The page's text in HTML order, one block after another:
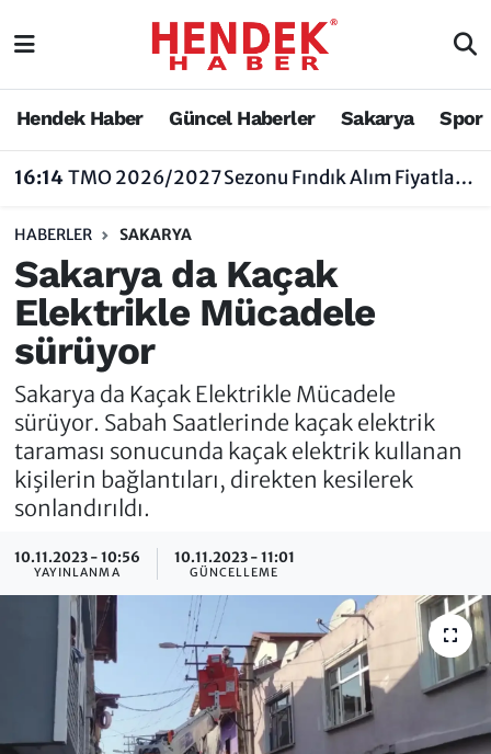
Hendek Haber Güncel Haberler Sakarya Spor
16:14TMO 2026/2027 Sezonu Fındık Alım Fiyatlarını Açıkladı
HABERLER SAKARYA
Sakarya da Kaçak
Elektrikle Mücadele
sürüyor
Sakarya da Kaçak Elektrikle Mücadele
sürüyor. Sabah Saatlerinde kaçak elektrik
taraması sonucunda kaçak elektrik kullanan
kişilerin bağlantıları, direkten kesilerek
sonlandırıldı.
10.11.2023 - 10:56
YAYINLANMA
10.11.2023 - 11:01
GÜNCELLEME
Hendek Haber
Nöbetçi Eczaneler
Vefat Edenler
Hendek Haber
Hakkında
Hendek Haber Reklam Servisi
Künye
İletişim
Sakarya Nöbetçi Eczaneler
Sakarya Trafik Yoğunluk Haritası
Tüm Manşetler
Son Dakika Haberleri
Haber Arşivi